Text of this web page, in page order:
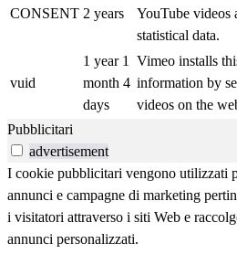
CONSENT 2 years
YouTube videos
statistical data.
vuid
1 year 1
month 4
days
Vimeo installs
information by
videos on the
Pubblicitari
advertisement
I cookie pubblicitari vengono utilizzati
annunci e campagne di marketing
i visitatori attraverso i siti Web e
annunci personalizzati.